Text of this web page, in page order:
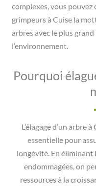
complexes, vous
grimpeurs à Cuise la
arbres avec le plus
l’environnement.
Pourquoi
L’élagage d’un arbre
essentielle pour
longévité. En éliminant
endommagées, on
ressources à la